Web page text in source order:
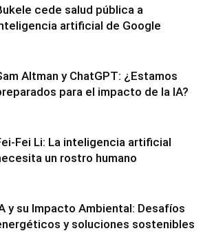
cede salud pública a
artificial de Google
Altman y ChatGPT: ¿Estamos
para el impacto de la IA?
Fei Li: La inteligencia artificial
un rostro humano
y su Impacto Ambiental: Desafíos
y soluciones sostenibles